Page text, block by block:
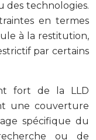
des technologies.
en termes
à la restitution,
par certains
fort de la LLD
une couverture
spécifique du
ou de